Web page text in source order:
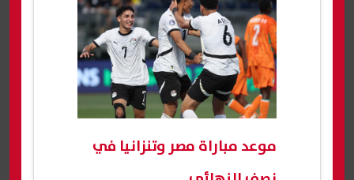
موعد مباراة مصر وتنزانيا في